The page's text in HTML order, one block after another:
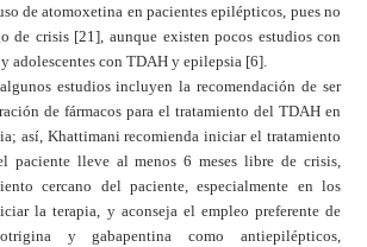
de atomoxetina en pacientes epilépticos, pues no
de crisis [21], aunque existen pocos estudios con
adolescentes con TDAH y epilepsia [6].
estudios incluyen la recomendación de ser
de fármacos para el tratamiento del TDAH en
así, Khattimani recomienda iniciar el tratamiento
paciente lleve al menos 6 meses libre de crisis,
cercano del paciente, especialmente en los
la terapia, y aconseja el empleo preferente de
y gabapentina como antiepilépticos,